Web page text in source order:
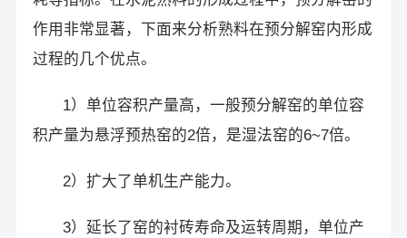
作用非常显著，下面来分析熟料在预分解窑内形成
过程的几个优点。
1）单位容积产量高，一般预分解窑的单位容
积产量为悬浮预热窑的2倍，是湿法窑的6~7倍。
2）扩大了单机生产能力。
3）延长了窑的衬砖寿命及运转周期，单位产